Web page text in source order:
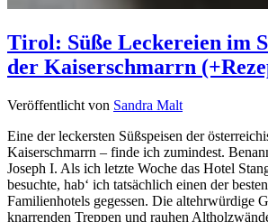
Tirol: Süße Leckereien im
der Kaiserschmarrn
Veröffentlicht von Sandra Malt
Eine der leckersten Süßspeisen der
Kaiserschmarrn – finde ich zumindest.
Joseph I. Als ich letzte Woche das Hotel
besuchte, hab‘ ich tatsächlich einen der
Familienhotels gegessen. Die altehrwürdige
knarrenden Treppen und rauhen